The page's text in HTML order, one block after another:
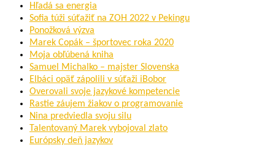
Hľadá sa energia
Sofia túži súťažiť na ZOH 2022 v Pekingu
Ponožková výzva
Marek Copák – športovec roka 2020
Moja obľúbená kniha
Samuel Michalko – majster Slovenska
Elbáci opäť zápolili v súťaži iBobor
Overovali svoje jazykové kompetencie
Rastie záujem žiakov o programovanie
Nina predviedla svoju silu
Talentovaný Marek vybojoval zlato
Európsky deň jazykov